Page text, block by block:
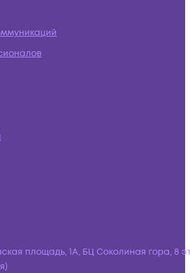
площадь, 1А, БЦ Соколиная гора, 8